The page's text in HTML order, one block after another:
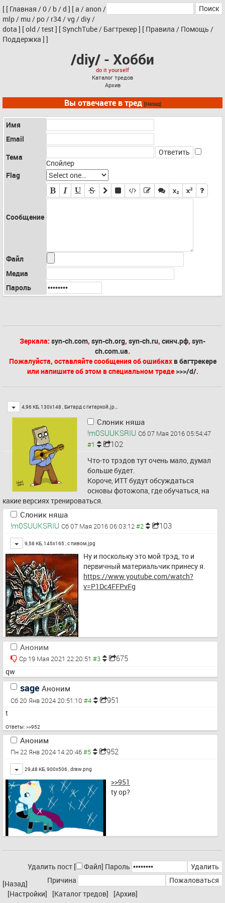
[ [ Главная /0 / b/d ] [a /anon /
mlp/ mu / po/ r34/vg /diy/
dota ] [old /test] [SynchTube/ Багтрекер] [ Правила / Помощь /
Поддержка ] ]
/diy/ - Хобби
do it yourself
Каталог тредов
Архив
Вы отвечаете в тред [Назад]
Имя
Email
Тема
Спойлер
Flag
Сообщение
Файл
Медиа
Пароль
Зеркала: syn-ch.com, syn-ch.org, syn-ch.ru, синч.рф, syn-
ch.com.ua.
Пожалуйста, оставляйте сообщения об ошибках в багтрекере
или напишите об этом в специальном треде>>>/d/.
Toggle
4,96 КБ, 130x148 ,Битард с гитаркой.jp…
Слоник няша
!m0SUUKSRIU Сб 07 Мая 2016 05:54:47
102
Что-то трэдов тут очень мало, думал
больше будет.
Короче, ИТТ будут обсуждаться
основы фотожопа, где обучаться, на
какие версиях тренироваться.
Слоник няша
!m0SUUKSRIU Сб 07 Мая 2016 06:03:12 103
Toggle
9,58 КБ, 145x165 , с пивом.jpg
Ну и поскольку это мой трэд, то и
первичный материальчик принесу я.
https://www.youtube.com/watch?
v=P1Dc4FFPvFg
Аноним
Ср 19 Мая 2021 22:20:51 675
qw
sage Аноним
Сб 20 Янв 2024 20:51:10 951
t
Ответы: >>952
Аноним
Пн 22 Янв 2024 14:20:46 952
Toggle
29,48 КБ, 900x506 ,draw.png
>>951
ty op?
Удалить пост [ Файл] Пароль
Причина
[Назад]
[Настройки]
[Каталог тредов] [Архив]